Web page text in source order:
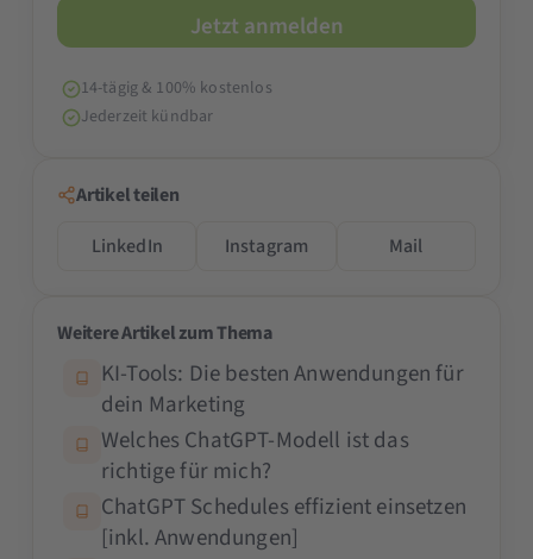
14-tägig & 100% kostenlos
Jederzeit kündbar
Artikel teilen
LinkedIn
Instagram Mail
Weitere Artikel zum Thema
KI-Tools: Die besten Anwendungen für
dein Marketing
Welches ChatGPT-Modell ist das
richtige für mich?
ChatGPT Schedules effizient einsetzen
[inkl. Anwendungen]